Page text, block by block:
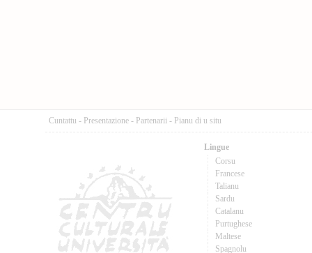
Cuntattu - Presentazione - Partenarii - Pianu di u situ
Lingue
Corsu
Francese
Talianu
Sardu
Catalanu
Purtughese
Maltese
Spagnolu